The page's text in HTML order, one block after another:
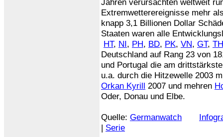
Jahren verursachten weltweit
Extremwetterereignisse mehr
knapp 3,1 Billionen Dollar
Staaten waren alle
HT, NI, PH, BD, PK, VN, GT, TH
Deutschland auf Rang 23 von
und Portugal die am
u.a. durch die Hitzewelle 2003
Orkan Kyrill 2007 und mehren
Oder, Donau und Elbe.
Quelle: Germanwatch
| Serie